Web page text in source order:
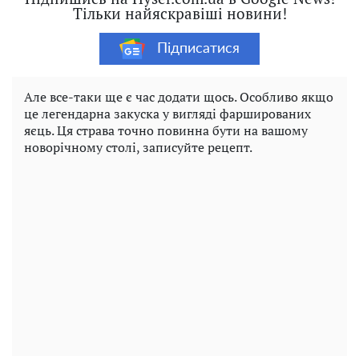
Тільки найяскравіші новини!
Підписатися
Але все-таки ще є час додати щось. Особливо якщо
це легендарна закуска у вигляді фаршированих
яєць. Ця страва точно повинна бути на вашому
новорічному столі, записуйте рецепт.